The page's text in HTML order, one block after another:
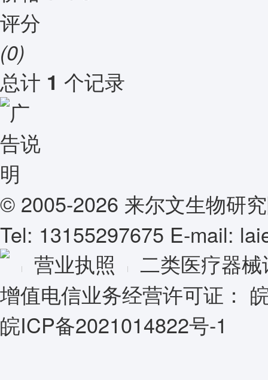
评分
(0)
总计 1 个记录
© 2005-2026 来尔文生物研
Tel: 13155297675 E-mail:
营业执照
二类医疗器
增值电信业务经营许可证：
皖ICP备2021014822号-1